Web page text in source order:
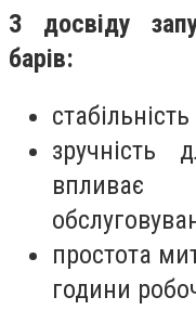
З досвіду
барів:
зручність
простота
години